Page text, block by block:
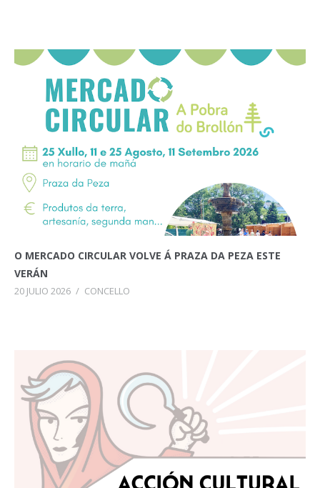
O MERCADO CIRCULAR VOLVE Á PRAZA DA PEZA ESTE
VERÁN
20 JULIO 2026 / CONCELLO